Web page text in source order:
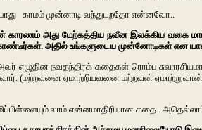
காமம் முன்னாடி வந்துடறதோ என்னவோ..
காரணம் அது மேற்கத்திய நவீன இலக்கிய வகை
அதில் உங்களுடைய முன்னோடிகள் என
எழுதின நவதந்திரக் கதைகள் ரொம்ப
(மற்றவனை ஏமாற்றியவனை மற்றவன்
லாம் என்னமாதிரியான கதை..